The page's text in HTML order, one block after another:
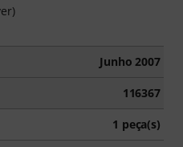
Junho 2007
116367
1 peça(s)